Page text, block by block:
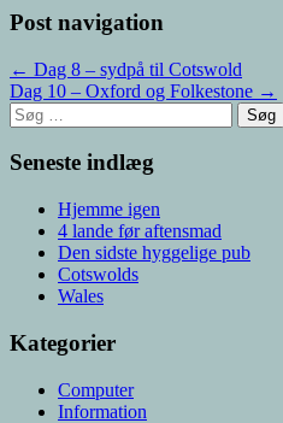
Post navigation
← Dag 8 – sydpå til Cotswold
Dag 10 – Oxford og Folkestone →
Søg
efter:
Seneste indlæg
Hjemme igen
4 lande før aftensmad
Den sidste hyggelige pub
Cotswolds
Wales
Kategorier
Computer
Information